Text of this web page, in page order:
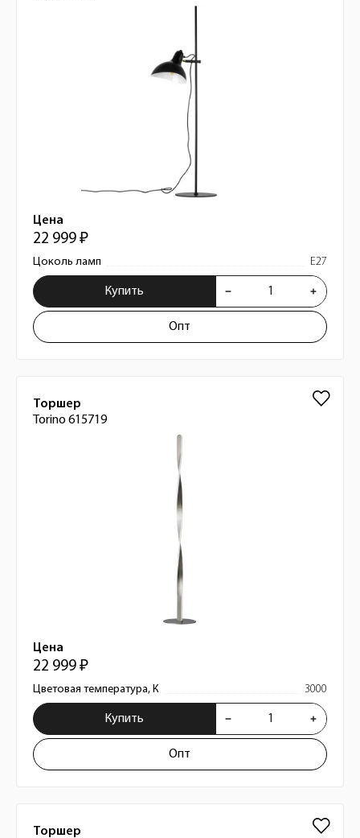
Цена
22 999 ₽
Цоколь ламп E27
Купить
Опт
Торшер
Torino 615719
Цена
22 999 ₽
Цветовая температура, К 3000
Купить
Опт
Торшер